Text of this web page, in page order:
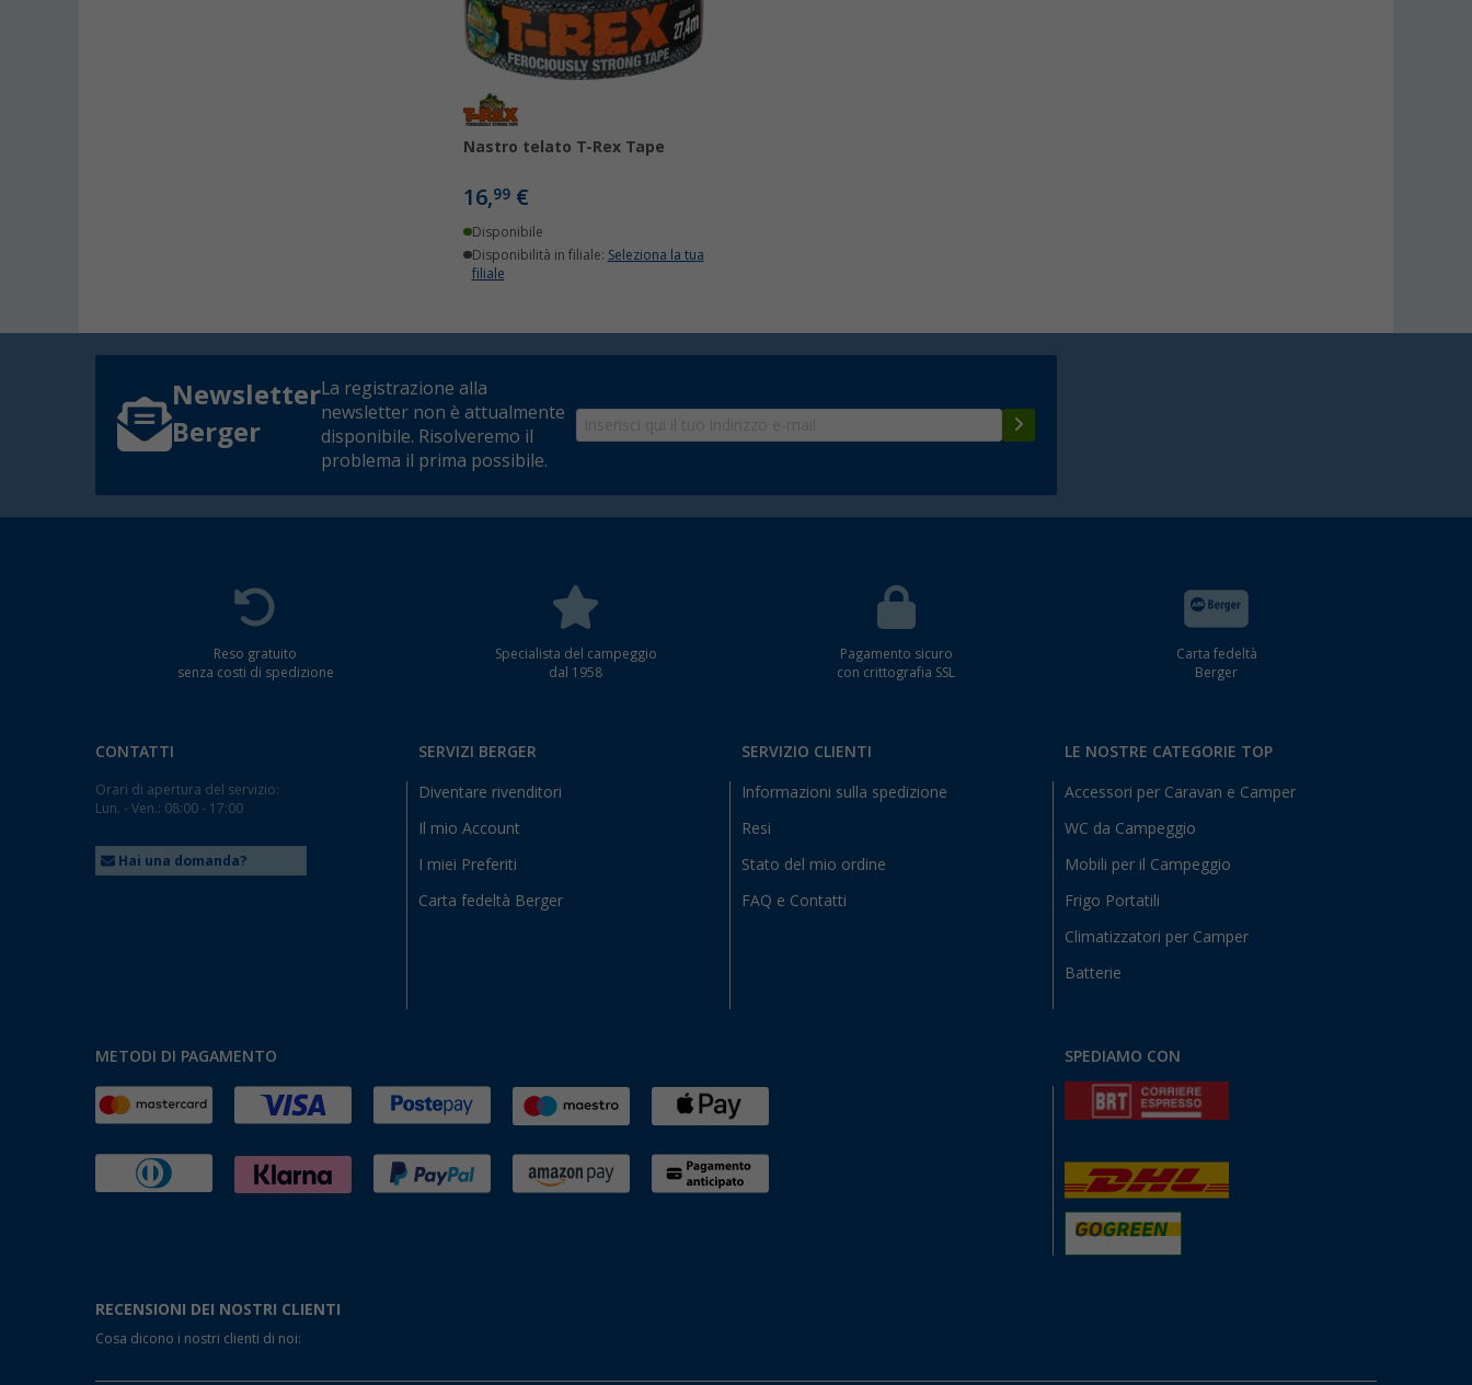
Nastro telato T-Rex Tape
16,99 €
Disponibile
Disponibilità in filiale: Seleziona la tua
filiale
Newsletter
Berger
La registrazione alla
newsletter non è attualmente
disponibile. Risolveremo il
problema il prima possibile.
Reso gratuito
senza costi di spedizione
Specialista del campeggio
dal 1958
Pagamento sicuro
con crittografia SSL
Carta fedeltà
Berger
CONTATTI
Orari di apertura del servizio:
Lun. - Ven.: 08:00 - 17:00
Hai una domanda?
SERVIZI BERGER
Diventare rivenditori
Il mio Account
I miei Preferiti
Carta fedeltà Berger
SERVIZIO CLIENTI
Informazioni sulla spedizione
Resi
Stato del mio ordine
FAQ e Contatti
LE NOSTRE CATEGORIE TOP
Accessori per Caravan e Camper
WC da Campeggio
Mobili per il Campeggio
Frigo Portatili
Climatizzatori per Camper
Batterie
METODI DI PAGAMENTO SPEDIAMO CON
RECENSIONI DEI NOSTRI CLIENTI
Cosa dicono i nostri clienti di noi: